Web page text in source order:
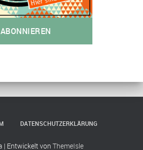
DATENSCHUTZERKLÄRUNG
| Entwickelt von ThemeIsle